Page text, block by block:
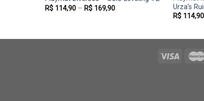
R$114,90– R$169,90
Urza’s
R$114,90